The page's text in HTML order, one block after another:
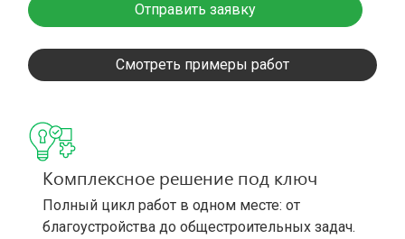
Отправить заявку
Смотреть примеры работ
Комплексное решение под ключ
Полный цикл работ в одном месте: от
благоустройства до общестроительных задач.